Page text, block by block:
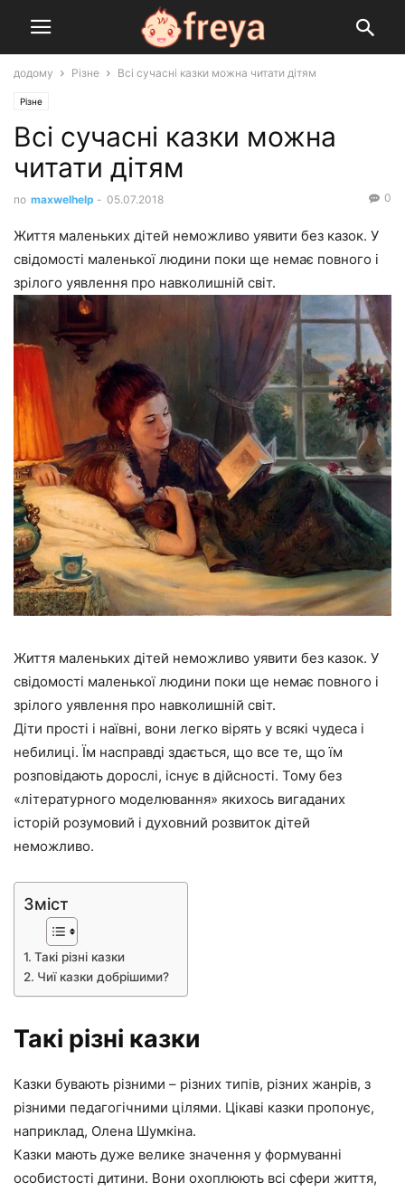
додому Різне Всі сучасні казки можна читати дітям
Різне
Всі сучасні казки можна
читати дітям
по maxwelhelp - 05.07.2018 0
Життя маленьких дітей неможливо уявити без казок. У
свідомості маленької людини поки ще немає повного і
зрілого уявлення про навколишній світ.
Життя маленьких дітей неможливо уявити без казок. У
свідомості маленької людини поки ще немає повного і
зрілого уявлення про навколишній світ.
Діти прості і наївні, вони легко вірять у всякі чудеса і
небилиці. Їм насправді здається, що все те, що їм
розповідають дорослі, існує в дійсності. Тому без
«літературного моделювання» якихось вигаданих
історій розумовий і духовний розвиток дітей
неможливо.
Зміст
Такі різні казки
Чиї казки добрішими?
Такі різні казки
Казки бувають різними – різних типів, різних жанрів, з
різними педагогічними цілями. Цікаві казки пропонує,
наприклад, Олена Шумкіна.
Казки мають дуже велике значення у формуванні
особистості дитини. Вони охоплюють всі сфери життя,